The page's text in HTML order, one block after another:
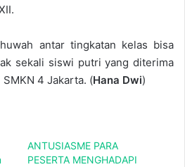
antar tingkatan kelas bisa
sekali siswi putri yang diterima
4 Jakarta. (Hana Dwi)
ANTUSIASME PARA
PESERTA MENGHADAPI